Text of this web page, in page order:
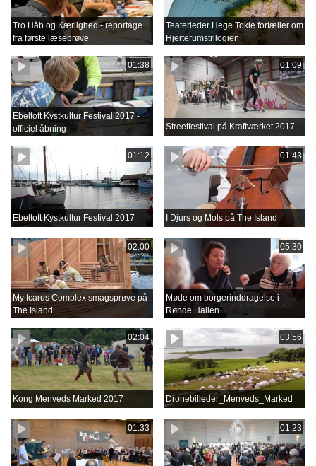
Tro Håb og Kærlighed - reportage
fra første læseprøve
Teaterleder Hege Tokle fortæller om
Hjerterumstrilogien
01:38
Ebeltoft Kystkultur Festival 2017 -
officiel åbning
01:09
Streetfestival på Kraftværket 2017
01:12
Ebeltoft Kystkultur Festival 2017
01:43
I Djurs og Mols på The Island
02:00
My Icarus Complex smagsprøve på
The Island
05:30
Møde om borgerinddragelse i
Rønde Hallen
02:04
Kong Menveds Marked 2017
03:56
Dronebilleder_Menveds_Marked
01:33 01:23